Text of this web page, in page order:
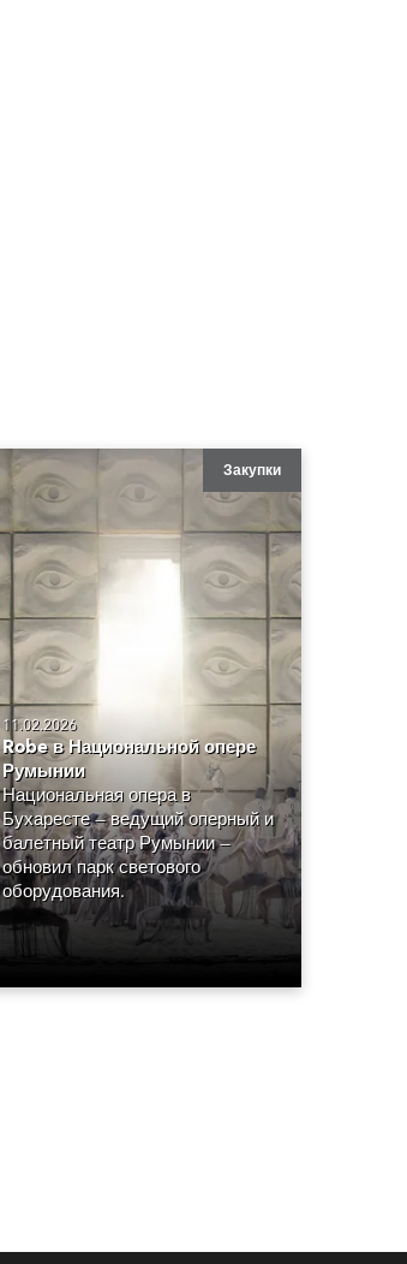
Закупки
11.02.2026
Robe в Национальной опере
Румынии
Национальная опера в
Бухаресте — ведущий оперный и
балетный театр Румынии —
обновил парк светового
оборудования.